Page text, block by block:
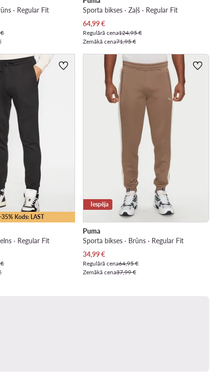
· Regular Fit
Sporta bikses · Zaļš · Regular Fit
Pašreizējā cena
64,99€
Regulārā cena124,95 €
Zemākā cena71,95 €
Kods: LAST
· Regular Fit
Iespēja
Puma
Sporta bikses · Brūns · Regular Fit
Pašreizējā cena
34,99€
Regulārā cena64,95 €
Zemākā cena37,99 €